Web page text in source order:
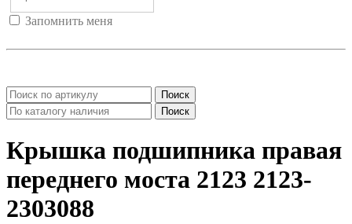
Запомнить меня
Поиск
Поиск
Крышка подшипника правая
переднего моста 2123 2123-
2303088